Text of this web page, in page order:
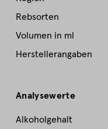
Rebsorten
Volumen in ml
Herstellerangaben
Analysewerte
Alkoholgehalt